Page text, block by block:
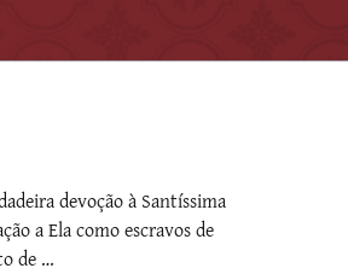
devoção à Santíssima
a Ela como escravos de
de …